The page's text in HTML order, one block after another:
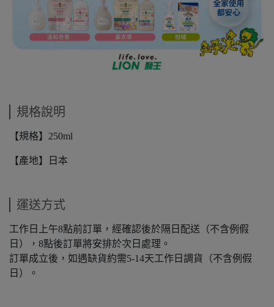
規格說明
【規格】250ml
【產地】日本
運送方式
工作日上午8點前訂單，經確認後於隔日配送（不含例假
日），8點後訂單將安排於次日處理。
訂單成立後，如遇缺貨約需5-14天工作日調貨（不含例假
日）。